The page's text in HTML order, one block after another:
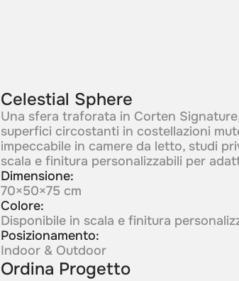
Celestial Sphere
Una sfera traforata in Corten
superfici circostanti in costellazioni
impeccabile in camere da letto, studi
scala e finitura personalizzabili per
Dimensione:
70×50×75 cm
Colore:
Disponibile in scala e finitura
Posizionamento:
Indoor & Outdoor
Ordina Progetto